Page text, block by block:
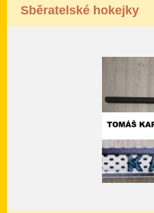
Sběratelské hokejky